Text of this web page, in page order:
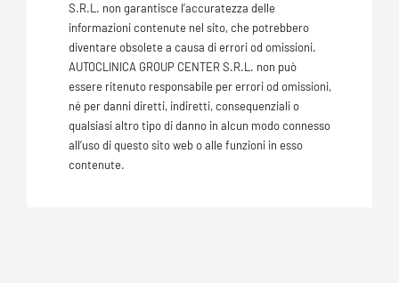
S.R.L. non garantisce l’accuratezza delle
informazioni contenute nel sito, che potrebbero
diventare obsolete a causa di errori od omissioni.
AUTOCLINICA GROUP CENTER S.R.L. non può
essere ritenuto responsabile per errori od omissioni,
né per danni diretti, indiretti, consequenziali o
qualsiasi altro tipo di danno in alcun modo connesso
all’uso di questo sito web o alle funzioni in esso
contenute.